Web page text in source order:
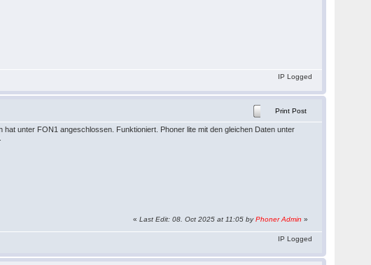
IP Logged
Print Post
unter FON1 angeschlossen. Funktioniert. Phoner lite mit den gleichen Daten unter
«Last Edit: 08. Oct 2025 at 11:05 byPhoner Admin »
IP Logged